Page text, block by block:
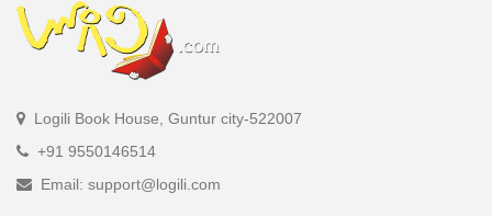
Logili Book House, Guntur city-522007
+91 9550146514
Email: support@logili.com